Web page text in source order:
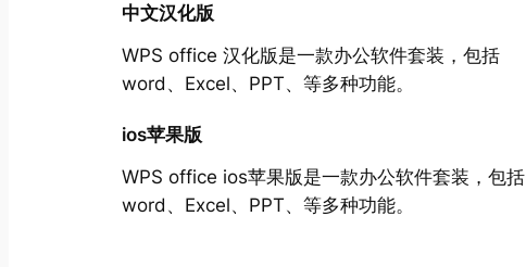
中文汉化版
WPS office 汉化版是一款办公软件套装，包括
word、Excel、PPT、等多种功能。
ios苹果版
WPS office ios苹果版是一款办公软件套装，包括
word、Excel、PPT、等多种功能。